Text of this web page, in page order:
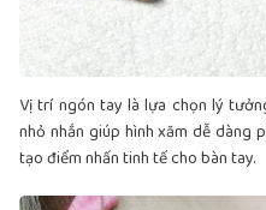
Vị trí ngón tay là lựa chọn lý
nhỏ nhắn giúp hình xăm dễ dàng
tạo điểm nhấn tinh tế cho bàn tay.